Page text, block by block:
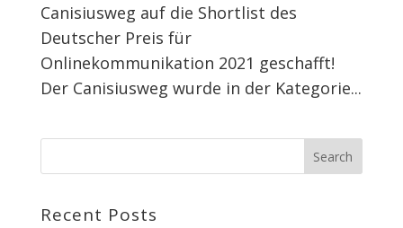
Canisiusweg auf die Shortlist des
Deutscher Preis für
Onlinekommunikation 2021 geschafft!
Der Canisiusweg wurde in der Kategorie...
Recent Posts